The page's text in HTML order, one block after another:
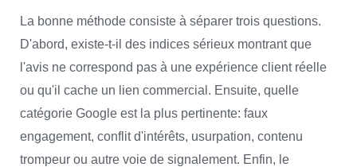
La bonne méthode consiste à séparer trois questions.
D'abord, existe-t-il des indices sérieux montrant que
l'avis ne correspond pas à une expérience client réelle
ou qu'il cache un lien commercial. Ensuite, quelle
catégorie Google est la plus pertinente: faux
engagement, conflit d'intérêts, usurpation, contenu
trompeur ou autre voie de signalement. Enfin, le